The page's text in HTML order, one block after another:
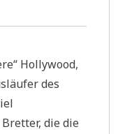
Hollywood,
des
die die